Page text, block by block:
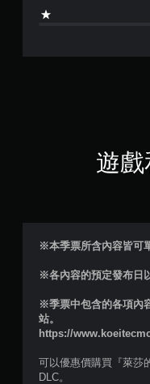
遊
※本季票所含內容皆可
※各內容的預定發布日
※季票中包含的各項內
站。
https://
可以優惠價購買『萊莎
DLC。